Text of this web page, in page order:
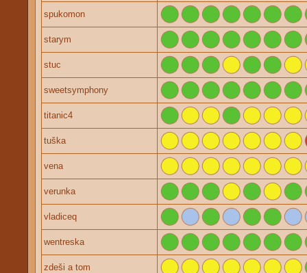
spukomon
starym
stuc
sweetsymphony
titanic4
tuška
vena
verunka
vladiceq
wentreska
zdeši a tom